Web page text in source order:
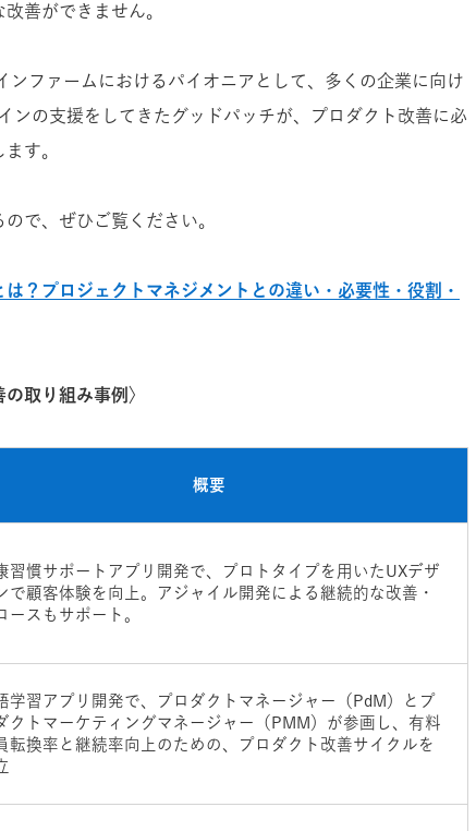
善ができません。
ンファームにおけるパイオニアとして、多くの企業に向け
ンの支援をしてきたグッドパッチが、プロダクト改善に必
す。
で、ぜひご覧ください。
？プロジェクトマネジメントとの違い・必要性・役割・
取り組み事例〉
概要
習慣サポートアプリ開発で、プロトタイプを用いたUXデザ
で顧客体験を向上。アジャイル開発による継続的な改善・
ースもサポート。
学習アプリ開発で、プロダクトマネージャー（PdM）とプ
クトマーケティングマネージャー（PMM）が参画し、有料
転換率と継続率向上のための、プロダクト改善サイクルを